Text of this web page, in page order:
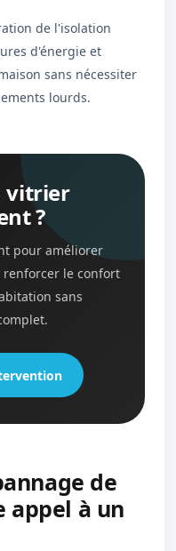
de l'isolation
d'énergie et
sans nécessiter
lourds.
vitrier
?
pour améliorer
renforcer le confort
sans
de
appel à un